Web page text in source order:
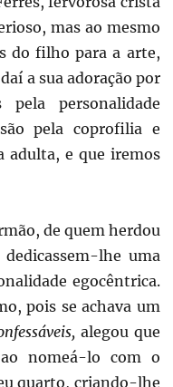
mas ao mesmo
do filho para a arte,
a sua adoração por
personalidade
pela coprofilia e
adulta, e que iremos
de quem herdou
lhe uma
egocêntrica.
pois se achava um
alegou que
nomeá-lo com o
quarto, criando-lhe